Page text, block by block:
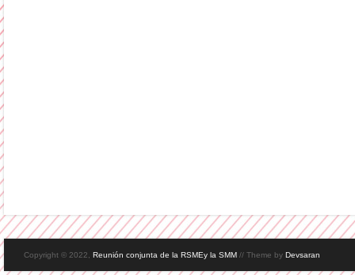
Copyright © 2022, Reunión conjunta de la RSMEy la SMM // Theme by Devsaran